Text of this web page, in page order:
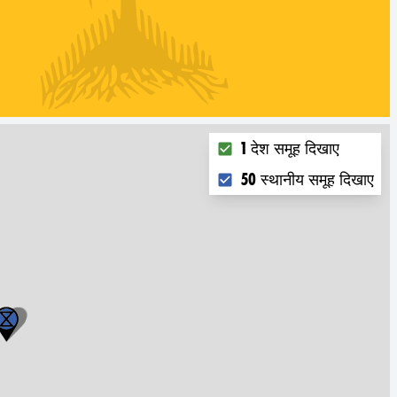
Choose what you want
1 देश समूह दिखाए
50 स्थानीय समूह दिखाए